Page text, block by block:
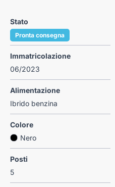
Stato
Pronta consegna
Immatricolazione
06/2023
Alimentazione
Ibrido benzina
Colore
Nero
Posti
5